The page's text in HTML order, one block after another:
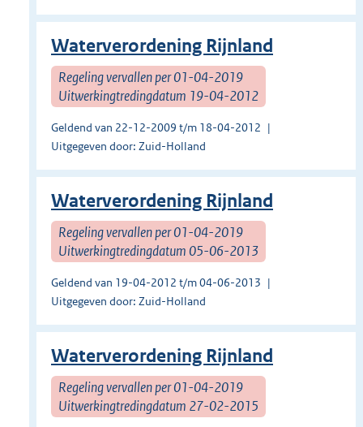
Waterverordening Rijnland
Regeling vervallen per 01-04-2019
Uitwerkingtredingdatum 19-04-2012
Geldend van 22-12-2009 t/m 18-04-2012
Uitgegeven door: Zuid-Holland
Waterverordening Rijnland
Regeling vervallen per 01-04-2019
Uitwerkingtredingdatum 05-06-2013
Geldend van 19-04-2012 t/m 04-06-2013
Uitgegeven door: Zuid-Holland
Waterverordening Rijnland
Regeling vervallen per 01-04-2019
Uitwerkingtredingdatum 27-02-2015